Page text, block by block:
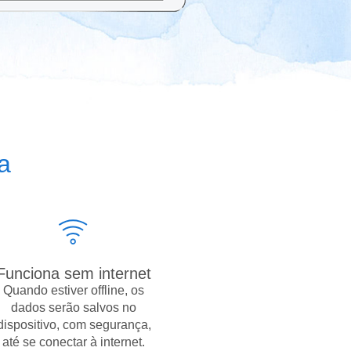
sem internet
Quando estiver offline, os
dados serão salvos no
com segurança,
até se conectar à internet.